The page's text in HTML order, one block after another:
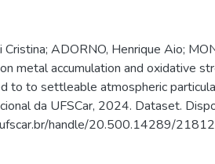
ADORNO, Henrique Aio;
metal accumulation and oxidative
to to settleable atmospheric
da UFSCar, 2024. Dataset.
handle/20.500.14289/